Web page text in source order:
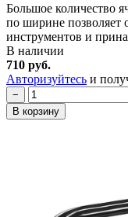
Большое количество
по ширине позволяет
инструментов и
В наличии
710 руб.
Авторизуйтесь и
−
В корзину